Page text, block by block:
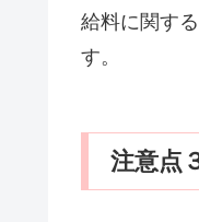
給料に関す
す。
注意点